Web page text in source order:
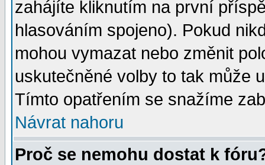
zahájíte kliknutím na první
hlasováním spojeno). Pokud
mohou vymazat nebo změnit
uskutečněné volby to tak může
Tímto opatřením se snažíme
Návrat nahoru
Proč se nemohu dostat k